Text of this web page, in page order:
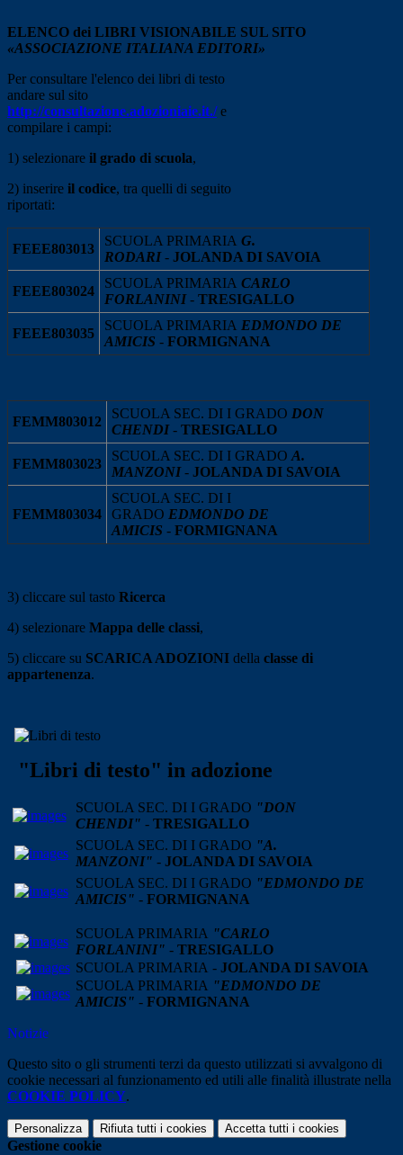
ELENCO dei LIBRI VISIONABILE SUL SITO
«ASSOCIAZIONE ITALIANA EDITORI»
Per consultare l'elenco dei libri di testo
andare sul sito
http://consultazione.adozioniaie.it./ e
compilare i campi:
1) selezionare il grado di scuola,
2) inserire il codice, tra quelli di seguito
riportati:
FEEE803013
SCUOLA PRIMARIA G.
RODARI- JOLANDA DI SAVOIA
FEEE803024
SCUOLA PRIMARIA CARLO
FORLANINI - TRESIGALLO
FEEE803035
SCUOLA PRIMARIA EDMONDO DE
AMICIS - FORMIGNANA
FEMM803012
SCUOLA SEC. DI I GRADO DON
CHENDI- TRESIGALLO
FEMM803023
SCUOLA SEC. DI I GRADO A.
MANZONI - JOLANDA DI SAVOIA
FEMM803034
SCUOLA SEC. DI I
GRADO EDMONDO DE
AMICIS - FORMIGNANA
3) cliccare sul tasto Ricerca
4) selezionare Mappa delle classi,
5) cliccare su SCARICA ADOZIONI della classe di
appartenenza.
"Libri di testo" in adozione
SCUOLA SEC. DI I GRADO "DON
CHENDI" - TRESIGALLO
SCUOLA SEC. DI I GRADO "A.
MANZONI" - JOLANDA DI SAVOIA
SCUOLA SEC. DI I GRADO "EDMONDO DE
AMICIS" - FORMIGNANA
SCUOLA PRIMARIA "CARLO
FORLANINI" - TRESIGALLO
SCUOLA PRIMARIA - JOLANDA DI SAVOIA
SCUOLA PRIMARIA "EDMONDO DE
AMICIS" - FORMIGNANA
Notizie
Questo sito o gli strumenti terzi da questo utilizzati si avvalgono di
cookie necessari al funzionamento ed utili alle finalità illustrate nella
COOKIE POLICY.
Personalizza Rifiuta tutti i cookies Accetta tutti i cookies
Gestione cookie